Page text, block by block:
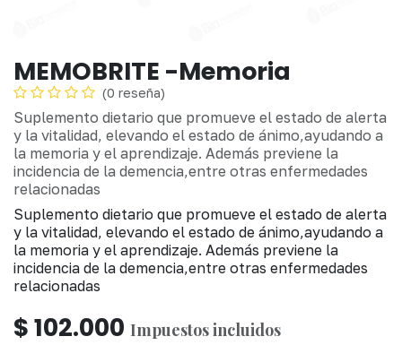
MEMOBRITE -Memoria
(0 reseña)
Suplemento dietario que promueve el estado de alerta
y la vitalidad, elevando el estado de ánimo,ayudando a
la memoria y el aprendizaje. Además previene la
incidencia de la demencia,entre otras enfermedades
relacionadas
Suplemento dietario que promueve el estado de alerta
y la vitalidad, elevando el estado de ánimo,ayudando a
la memoria y el aprendizaje. Además previene la
incidencia de la demencia,entre otras enfermedades
relacionadas
$102.000 Impuestos incluidos